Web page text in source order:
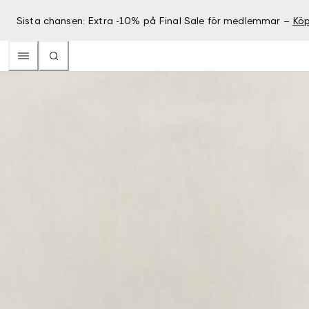
Sista chansen: Extra -10% på Final Sale för medlemmar –